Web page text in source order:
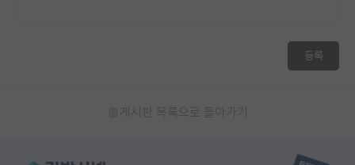
등록
게시판 목록으로 돌아가기